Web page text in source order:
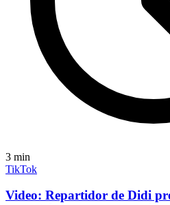
3 min
TikTok
Video: Repartidor de Didi